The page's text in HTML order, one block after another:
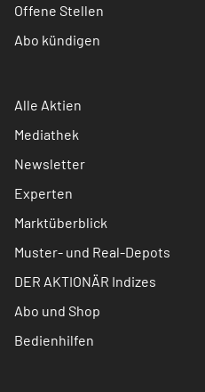
Offene Stellen
Abo kündigen
Alle Aktien
Mediathek
Newsletter
Experten
Marktüberblick
Muster- und Real-Depots
DER AKTIONÄR Indizes
Abo und Shop
Bedienhilfen